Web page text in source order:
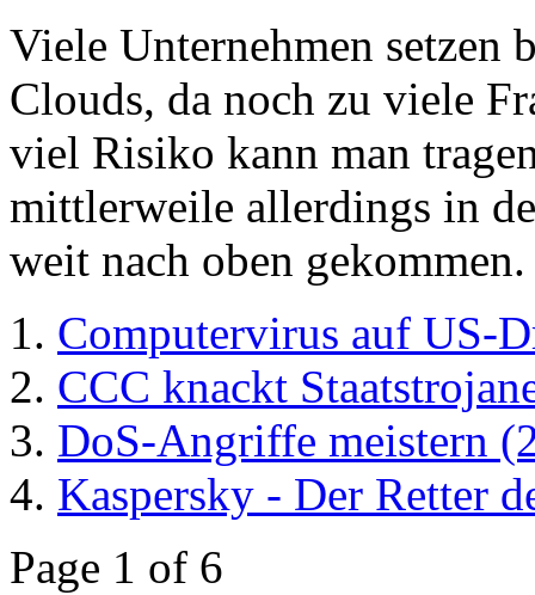
Viele Unternehmen setzen
Clouds, da noch zu viele
viel Risiko kann man
mittlerweile allerdings in
weit nach oben
Computervirus auf US-
CCC knackt
DoS-Angriffe meistern
Kaspersky - Der Retter
Page 1 of 6